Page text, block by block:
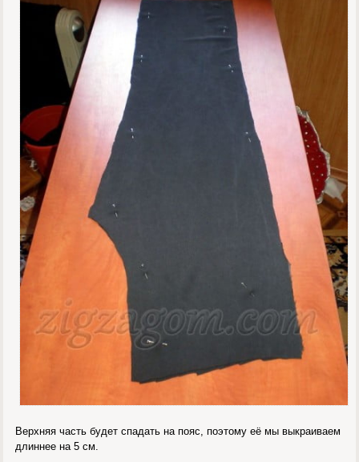
Верхняя часть будет спадать на пояс, поэтому её мы выкраиваем
длиннее на 5 см.